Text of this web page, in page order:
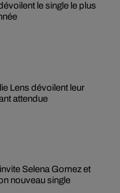
le single le plus
Lens dévoilent leur
attendue
Selena Gomez et
nouveau single